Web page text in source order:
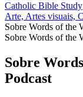
Catholic Bible Study
Arte, Artes visuais,
Sobre Words of the
Sobre Words of the
Sobre
Podcast